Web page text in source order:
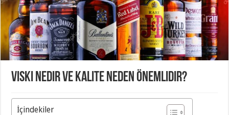
Viski Nedir ve Kalite Neden Önemlidir?
İçindekiler